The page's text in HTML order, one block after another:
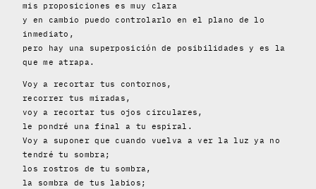
mis proposiciones es muy clara
y en cambio puedo controlarlo en el plano de lo
inmediato,
pero hay una superposición de posibilidades y es la
que me atrapa.
Voy a recortar tus contornos,
recorrer tus miradas,
voy a recortar tus ojos circulares,
le pondré una final a tu espiral.
Voy a suponer que cuando vuelva a ver la luz ya no
tendré tu sombra;
los rostros de tu sombra,
la sombra de tus labios;